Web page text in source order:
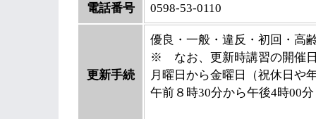
電話番号 0598-53-0110
更新手続
優良・一般・違反・初回・高
※ なお、更新時講習の開催
月曜日から金曜日（祝休日や
午前８時30分から午後4時00分